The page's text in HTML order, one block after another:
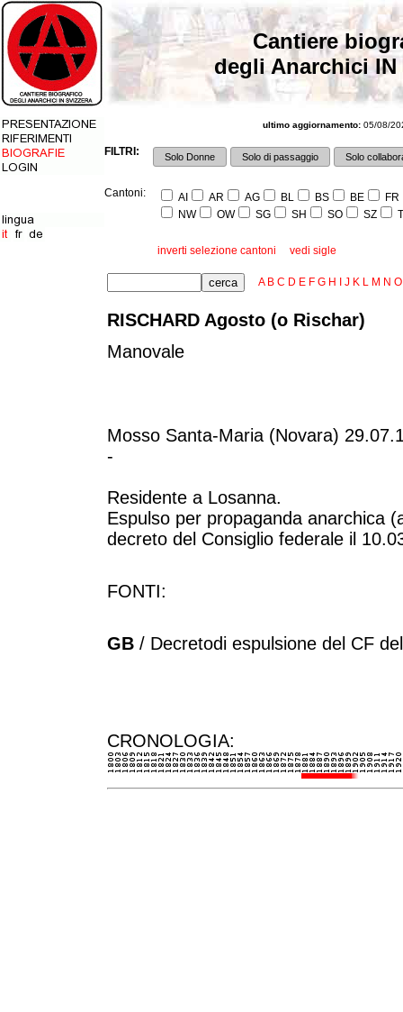
Cantiere
degli Anarchici IN
ultimo aggiornamento: 05/08/
FILTRI: Solo Donne Solo di passaggio Solo
Cantoni: AI AR AG BL BS BE
FR
NW
OW SG SH SO SZ
inverti selezione cantoni vedi sigle
A B C D E F G H J K L M N O
RISCHARD Agosto (o Rischar)
Manovale
Mosso Santa-Maria (Novara)
-
Residente a Losanna.
Espulso per propaganda anarchica
decreto del Consiglio federale il
FONTI:
GB / Decretodi espulsione del CF
CRONOLOGIA: